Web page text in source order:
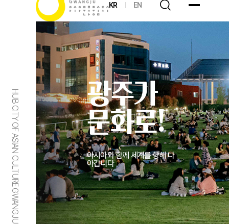
KR EN
HUB CITY OF ASIAN CULTURE GWANGJU
광주가
문화로!
아시아와 함께 세계를 향해 나
아갑니다